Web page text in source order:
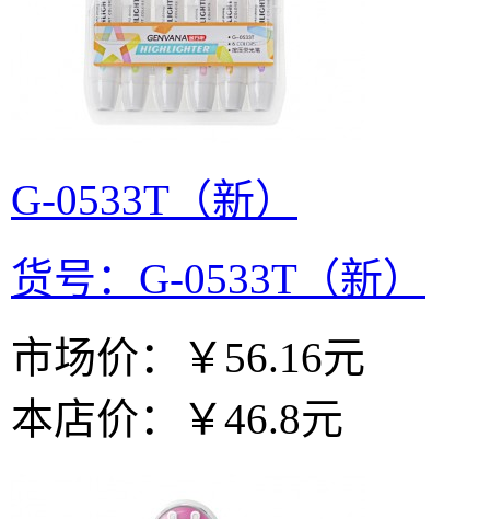
G-0533T（新）
货号：G-0533T（新）
市场价：
￥56.16元
本店价：
￥46.8元